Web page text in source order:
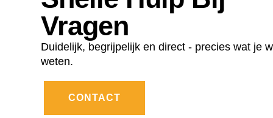
Vragen
Duidelijk, begrijpelijk en direct - precies wat je
weten.
CONTACT